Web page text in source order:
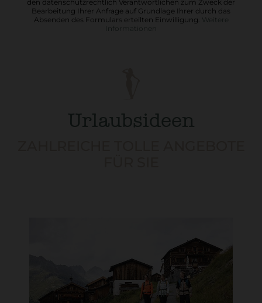
den datenschutzrechtlich Verantwortlichen zum Zweck der
Bearbeitung Ihrer Anfrage auf Grundlage Ihrer durch das
Absenden des Formulars erteilten Einwilligung. Weitere
Informationen
Urlaubsideen